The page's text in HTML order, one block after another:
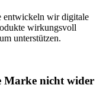
entwickeln wir digitale
wirkungsvoll
unterstützen.
Marke nicht wider